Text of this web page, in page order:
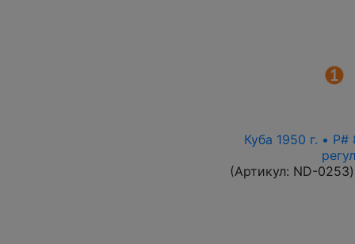
Куба 1950 г. •
(Артикул: ND-0253)